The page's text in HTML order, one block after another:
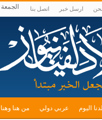
ارسل خبر اتصل بنا الجمعة ,
اليوم عربي دولي من هنا